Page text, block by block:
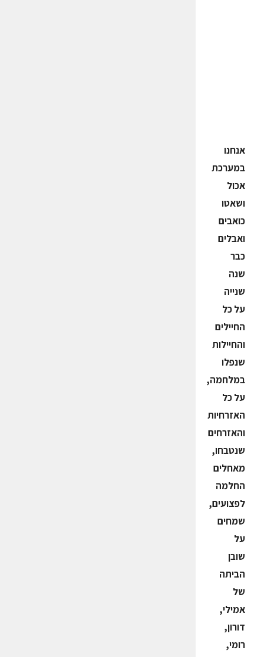
אנחנו
במערכת
אכול
ושאטו
כואבים
ואבלים
כבר
שנה
שנייה
על כל
החיילים
והחיילות
שנפלו
במלחמה,
על כל
האזרחיות
והאזרחים
שנטבחו,
מאחלים
החלמה
לפצועים,
שמחים
על
שובן
הביתה
של
אמילי,
דורון,
רומי,